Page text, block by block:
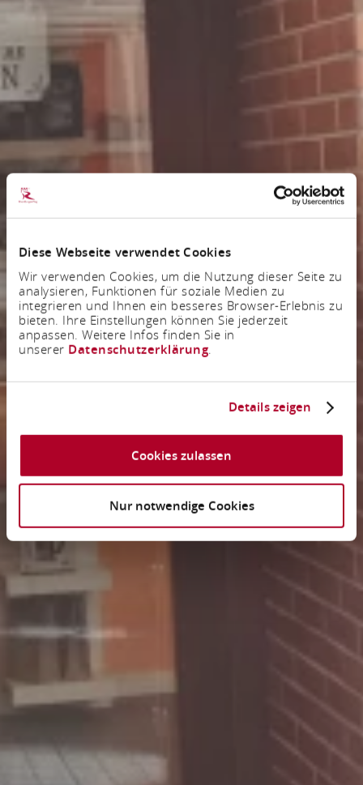
Diese Webseite verwendet Cookies
Wir verwenden Cookies, um die Nutzung dieser Seite zu
analysieren, Funktionen für soziale Medien zu
integrieren und Ihnen ein besseres Browser-Erlebnis zu
bieten. Ihre Einstellungen können Sie jederzeit
anpassen. Weitere Infos finden Sie in
unserer Datenschutzerklärung.
Details zeigen
Cookies zulassen
Nur notwendige Cookies